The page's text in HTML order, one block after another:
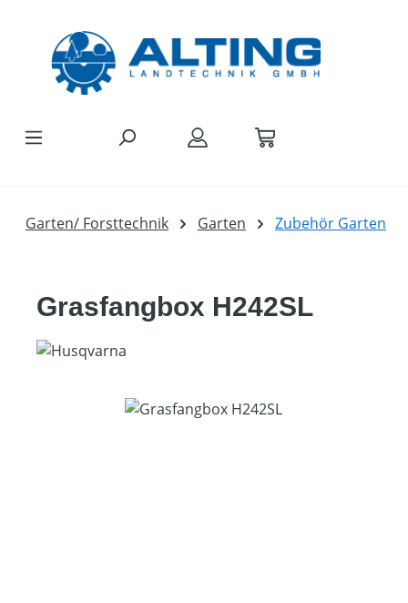
Garten/ Forsttechnik Garten Zubehör Garten
Grasfangbox H242SL
Bildergalerie überspringen